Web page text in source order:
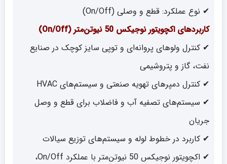
✔ نوع عملکرد: قطع و وصلی (On/Off)
کاربردهای اکچویتور نوجیکس 50 نیوتن‌متر (On/Off)
✔ کنترل ولوهای پروانه‌ای و توپی سایز کوچک در صنایع
نفت، گاز و پتروشیمی
✔ کنترل دمپرهای تهویه صنعتی و سیستم‌های HVAC
✔ سیستم‌های تصفیه آب و فاضلاب برای قطع و وصل
جریان
✔ کاربرد در خطوط لوله و سیستم‌های توزیع سیالات
✔ اکچویتور نوجیکس 50 نیوتن‌متر با عملکرد On/Off،